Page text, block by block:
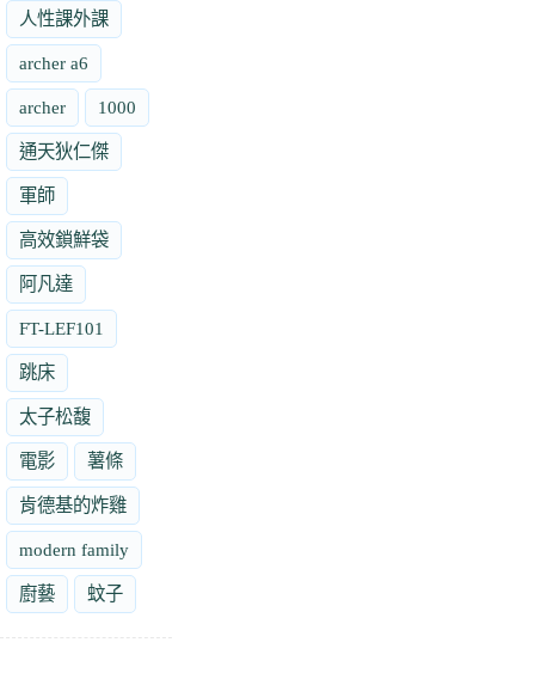
人性課外課
archer a6
archer 1000
通天狄仁傑
軍師
高效鎖鮮袋
阿凡達
FT-LEF101
跳床
太子松馥
電影 薯條
肯德基的炸雞
modern family
廚藝 蚊子